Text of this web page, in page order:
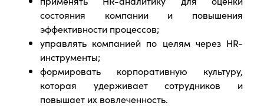
состояния компании и повышения
эффективности процессов;
управлять компанией по целям через HR-
инструменты;
формировать корпоративную культуру,
которая удерживает сотрудников и
повышает их вовлеченность.